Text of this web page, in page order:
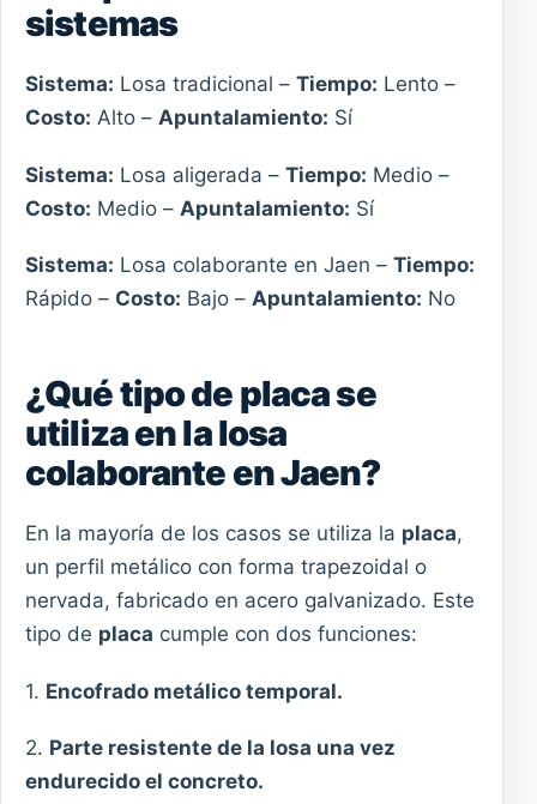
sistemas
Sistema: Losa tradicional – Tiempo: Lento –
Costo: Alto – Apuntalamiento: Sí
Sistema: Losa aligerada – Tiempo: Medio –
Costo: Medio – Apuntalamiento: Sí
Sistema: Losa colaborante en Jaen – Tiempo:
Rápido – Costo: Bajo – Apuntalamiento: No
¿Qué tipo de placa se
utiliza en la losa
colaborante en Jaen?
En la mayoría de los casos se utiliza la placa,
un perfil metálico con forma trapezoidal o
nervada, fabricado en acero galvanizado. Este
tipo de placa cumple con dos funciones:
1. Encofrado metálico temporal.
2. Parte resistente de la losa una vez
endurecido el concreto.